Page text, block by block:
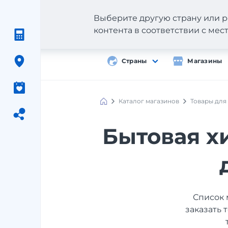
Страны Магазины
Выберите другую страну или
контента в соответствии с
Каталог магазинов Товары
Бытовая
Список
заказать